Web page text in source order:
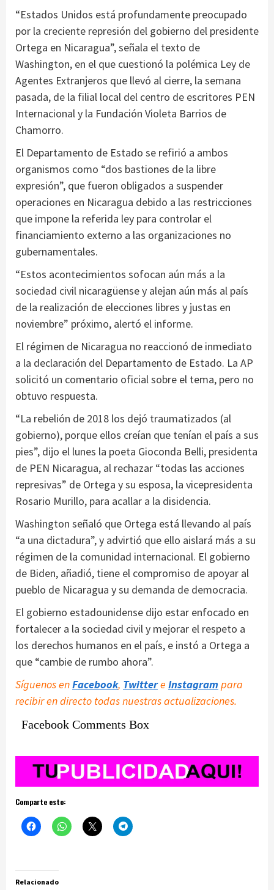
“Estados Unidos está profundamente preocupado
por la creciente represión del gobierno del presidente
Ortega en Nicaragua”, señala el texto de
Washington, en el que cuestionó la polémica Ley de
Agentes Extranjeros que llevó al cierre, la semana
pasada, de la filial local del centro de escritores PEN
Internacional y la Fundación Violeta Barrios de
Chamorro.
El Departamento de Estado se refirió a ambos
organismos como “dos bastiones de la libre
expresión”, que fueron obligados a suspender
operaciones en Nicaragua debido a las restricciones
que impone la referida ley para controlar el
financiamiento externo a las organizaciones no
gubernamentales.
“Estos acontecimientos sofocan aún más a la
sociedad civil nicaragüense y alejan aún más al país
de la realización de elecciones libres y justas en
noviembre” próximo, alertó el informe.
El régimen de Nicaragua no reaccionó de inmediato
a la declaración del Departamento de Estado. La AP
solicitó un comentario oficial sobre el tema, pero no
obtuvo respuesta.
“La rebelión de 2018 los dejó traumatizados (al
gobierno), porque ellos creían que tenían el país a sus
pies”, dijo el lunes la poeta Gioconda Belli, presidenta
de PEN Nicaragua, al rechazar “todas las acciones
represivas” de Ortega y su esposa, la vicepresidenta
Rosario Murillo, para acallar a la disidencia.
Washington señaló que Ortega está llevando al país
“a una dictadura”, y advirtió que ello aislará más a su
régimen de la comunidad internacional. El gobierno
de Biden, añadió, tiene el compromiso de apoyar al
pueblo de Nicaragua y su demanda de democracia.
El gobierno estadounidense dijo estar enfocado en
fortalecer a la sociedad civil y mejorar el respeto a
los derechos humanos en el país, e instó a Ortega a
que “cambie de rumbo ahora”.
Síguenos enFacebook, Twittere Instagram para
recibir en directo todas nuestras actualizaciones.
Facebook Comments Box
Comparte esto:
Relacionado